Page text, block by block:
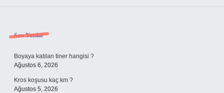
Sidebar
Son Yazılar
Boyaya katılan tiner hangisi ?
Ağustos 6, 2026
Kros koşusu kaç km ?
Ağustos 5, 2026